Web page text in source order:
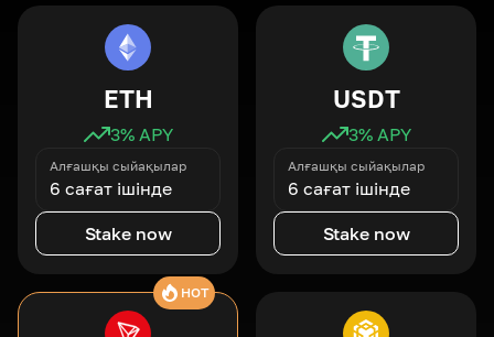
ETH
3% APY
Алғашқы сыйақылар
6 сағат ішінде
Stake now
USDT
3% APY
Алғашқы сыйақылар
6 сағат ішінде
Stake now
HOT